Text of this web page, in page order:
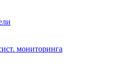
мониторинга